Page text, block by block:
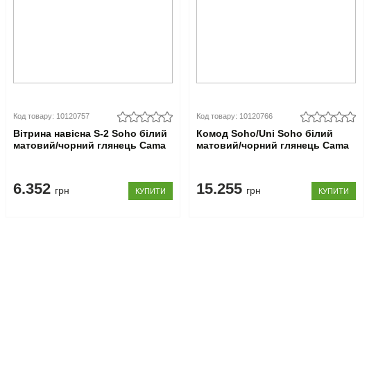
Код товару: 10120757
Вітрина навісна S-2 Soho білий
матовий/чорний глянець Cama
6.352 грн КУПИТИ
Код товару: 10120766
Комод Soho/Uni Soho білий
матовий/чорний глянець Cama
15.255 грн КУПИТИ